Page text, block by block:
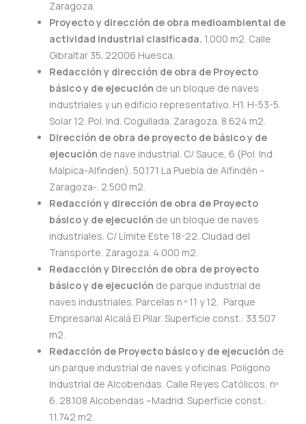
Zaragoza.
Proyecto y dirección de obra medioambiental de
actividad industrial clasificada. 1.000 m2. Calle
Gibraltar 35. 22006 Huesca.
Redacción y dirección de obra de Proyecto
básicoy de ejecución de un bloque de naves
industriales y un edificio representativo. H1. H-53-5.
Solar 12. Pol. Ind. Cogullada. Zaragoza. 8.624 m2.
Dirección de obra de proyecto de básico y de
ejecución de nave industrial. C/ Sauce, 6 (Pol. Ind.
Malpica-Alfinden). 50.171 La Puebla de Alfindén –
Zaragoza-. 2.500 m2.
Redacción y dirección de obra de Proyecto
básico y de ejecución de un bloque de naves
industriales. C/ Límite Este 18-22. Ciudad del
Transporte. Zaragoza. 4.000 m2.
Redacción y Dirección de obra de proyecto
básico y de ejecución de parque industrial de
naves industriales. Parcelas n º 11 y 12, Parque
Empresarial Alcalá El Pilar. Superficie const.: 33.507
m2.
Redacción de Proyecto básico y de ejecución de
un parque industrial de naves y oficinas. Polígono
Industrial de Alcobendas. Calle Reyes Católicos, nº
6. 28.108 Alcobendas –Madrid. Superficie const.:
11.742 m2.